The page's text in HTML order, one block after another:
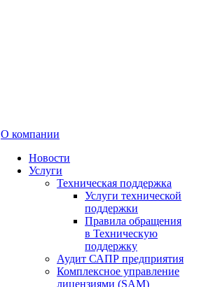
О компании
Новости
Услуги
Техническая поддержка
Услуги технической
поддержки
Правила обращения
в Техническую
поддержку
Аудит САПР предприятия
Комплексное управление
лицензиями (SAM)